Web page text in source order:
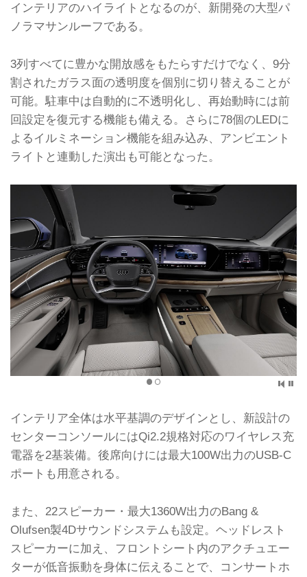
インテリアのハイライトとなるのが、新開発の大型パ
ノラマサンルーフである。
3列すべてに豊かな開放感をもたらすだけでなく、9分
割されたガラス面の透明度を個別に切り替えることが
可能。駐車中は自動的に不透明化し、再始動時には前
回設定を復元する機能も備える。さらに78個のLEDに
よるイルミネーション機能を組み込み、アンビエント
ライトと連動した演出も可能となった。
インテリア全体は水平基調のデザインとし、新設計の
センターコンソールにはQi2.2規格対応のワイヤレス充
電器を2基装備。後席向けには最大100W出力のUSB-C
ポートも用意される。
また、22スピーカー・最大1360W出力のBang &
Olufsen製4Dサウンドシステムも設定。ヘッドレスト
スピーカーに加え、フロントシート内のアクチュエー
ターが低音振動を身体に伝えることで、コンサートホ